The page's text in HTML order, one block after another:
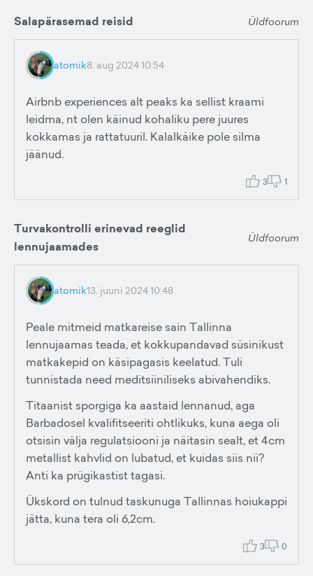
Salapärasemad reisid Üldfoorum
atomik8. aug 2024 10:54
Airbnb experiences alt peaks ka sellist kraami
leidma, nt olen käinud kohaliku pere juures
kokkamas ja rattatuuril. Kalalkäike pole silma
jäänud.
3 1
Turvakontrolli erinevad reeglid
lennujaamades
Üldfoorum
atomik13. juuni 2024 10:48
Peale mitmeid matkareise sain Tallinna
lennujaamas teada, et kokkupandavad süsinikust
matkakepid on käsipagasis keelatud. Tuli
tunnistada need meditsiiniliseks abivahendiks.
Titaanist sporgiga ka aastaid lennanud, aga
Barbadosel kvalifitseeriti ohtlikuks, kuna aega oli
otsisin välja regulatsiooni ja näitasin sealt, et 4cm
metallist kahvlid on lubatud, et kuidas siis nii?
Anti ka prügikastist tagasi.
Ükskord on tulnud taskunuga Tallinnas hoiukappi
jätta, kuna tera oli 6,2cm.
3 0